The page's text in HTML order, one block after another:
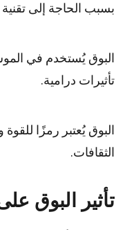
بسبب الحاجة إلى تقنية
البوق يُستخدم في
تأثيرات درامية.
البوق يُعتبر رمزًا
الثقافات.
تأثير البوق